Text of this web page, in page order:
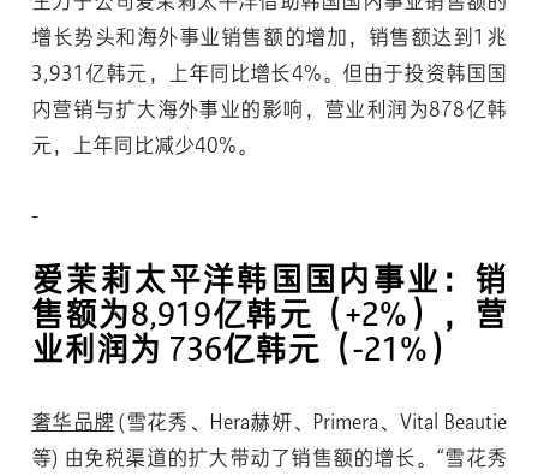
增长势头和海外事业销售额的增加，销售额达到1兆
3,931亿韩元，上年同比增长4%。但由于投资韩国国
内营销与扩大海外事业的影响，营业利润为878亿韩
元，上年同比减少40%。
爱茉莉太平洋韩国国内事业：销
售额为8,919亿韩元（+2%），营
业利润为 736亿韩元（-21%）
奢华品牌 (雪花秀、Hera赫妍、Primera、Vital Beautie
等) 由免税渠道的扩大带动了销售额的增长。“雪花秀